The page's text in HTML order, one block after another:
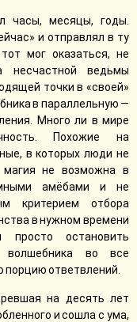
часы, месяцы, годы.
и отправлял в ту
мог оказаться, не
несчастной ведьмы
точки в «своей»
в параллельную —
Много ли в мире
Похожие на
в которых люди не
магия не возможна в
амёбами и не
критерием отбора
в нужном времени
остановить
волшебника во все
ответвлений.
на десять лет
и сошла с ума,